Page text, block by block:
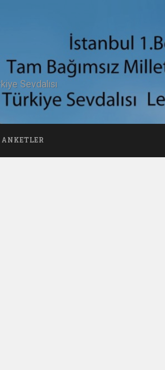
Sevdalısı
ANKETLER